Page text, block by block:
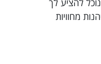
להציע לך
מחוויות